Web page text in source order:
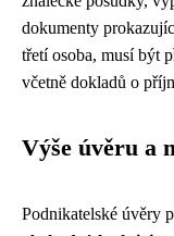
dokumenty
třetí osoba, musí být
včetně dokladů o
Výše úvěru a
Podnikatelské úvěry